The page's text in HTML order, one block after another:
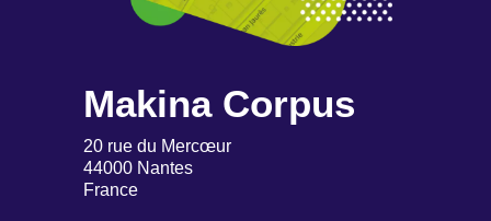
Makina Corpus
20 rue du Mercœur
44000 Nantes
France